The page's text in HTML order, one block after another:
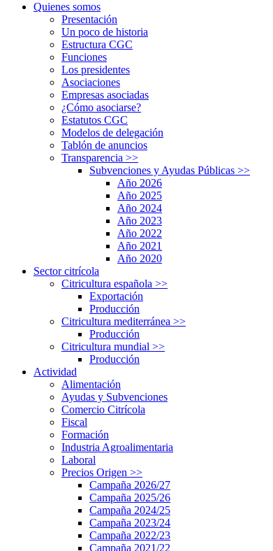
Quienes somos
Presentación
Un poco de historia
Estructura CGC
Funciones
Los presidentes
Asociaciones
Empresas asociadas
¿Cómo asociarse?
Estatutos CGC
Modelos de delegación
Tablón de anuncios
Transparencia >>
Subvenciones y Ayudas Públicas >>
Año 2026
Año 2025
Año 2024
Año 2023
Año 2022
Año 2021
Año 2020
Sector citrícola
Citricultura española >>
Exportación
Producción
Citricultura mediterránea >>
Producción
Citricultura mundial >>
Producción
Actividad
Alimentación
Ayudas y Subvenciones
Comercio Citrícola
Fiscal
Formación
Industria Agroalimentaria
Laboral
Precios Origen >>
Campaña 2026/27
Campaña 2025/26
Campaña 2024/25
Campaña 2023/24
Campaña 2022/23
Campaña 2021/22